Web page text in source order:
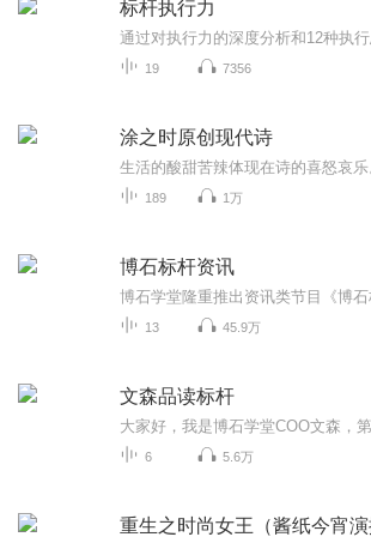
标杆执行力
19 7356
涂之时原创现代诗
189 1万
博石标杆资讯
13 45.9万
文森品读标杆
6 5.6万
重生之时尚女王（酱纸今宵演